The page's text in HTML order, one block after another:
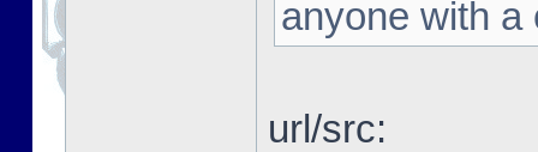
anyone with a
url/src: